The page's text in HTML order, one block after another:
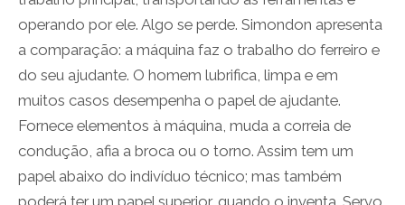
operando por ele. Algo se perde. Simondon apresenta
a comparação: a máquina faz o trabalho do ferreiro e
do seu ajudante. O homem lubrifica, limpa e em
muitos casos desempenha o papel de ajudante.
Fornece elementos à máquina, muda a correia de
condução, afia a broca ou o torno. Assim tem um
papel abaixo do indivíduo técnico; mas também
poderá ter um papel superior, quando o inventa. Servo